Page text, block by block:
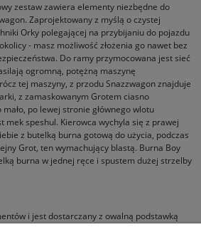
zestaw zawiera elementy niezbędne do
Zaprojektowany z myślą o czystej
Orky polegającej na przybijaniu do pojazdu
- masz możliwość złożenia go nawet bez
Do ramy przymocowana jest sieć
ogromną, potężną maszynę
tej maszyny, z przodu Snazzwagon znajduje
z zamaskowanym Grotem ciasno
po lewej stronie głównego wlotu
mek speshul. Kierowca wychyla się z prawej
z butelką burna gotową do użycia, podczas
Grot, ten wymachujący blastą. Burna Boy
burna w jednej ręce i spustem dużej strzelby
i jest dostarczany z owalną podstawką